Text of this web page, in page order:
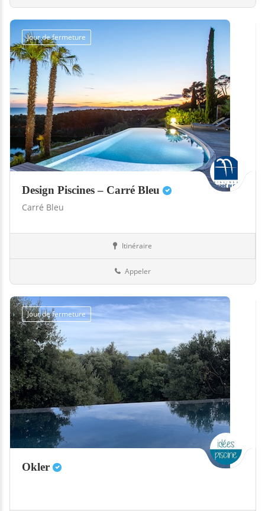
Jour de fermeture
Design Piscines – Carré Bleu
Carré Bleu
Itinéraire
Appeler
Jour de fermeture
Okler